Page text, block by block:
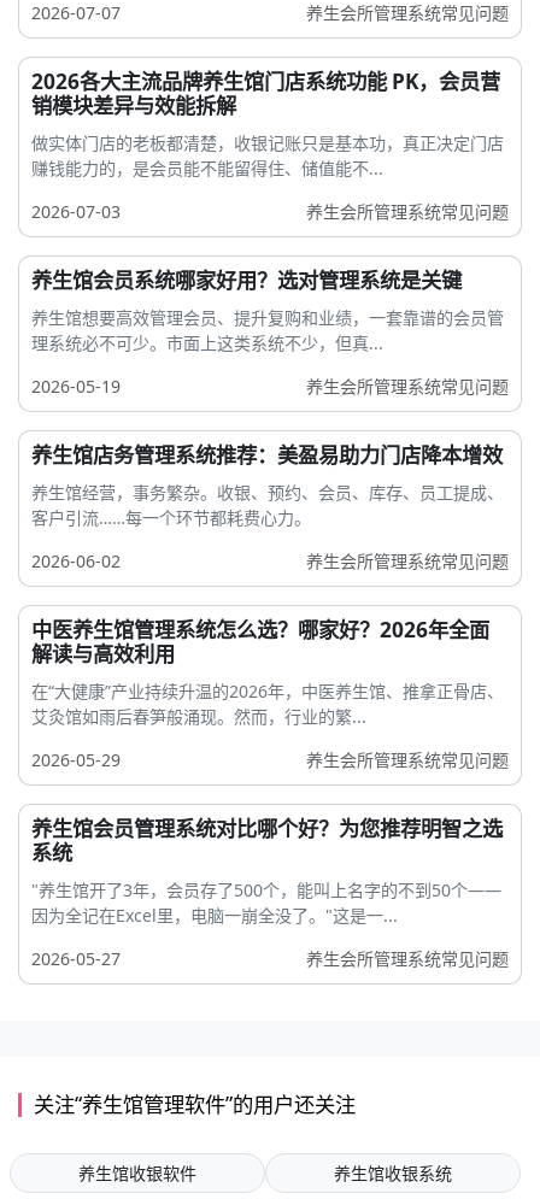
2026-07-07
养生会所管理系统常见问题
2026各大主流品牌养生馆门店系统功能 PK，会员营
销模块差异与效能拆解
做实体门店的老板都清楚，收银记账只是基本功，真正决定门店
赚钱能力的，是会员能不能留得住、储值能不...
2026-07-03
养生会所管理系统常见问题
养生馆会员系统哪家好用？选对管理系统是关键
养生馆想要高效管理会员、提升复购和业绩，一套靠谱的会员管
理系统必不可少。市面上这类系统不少，但真...
2026-05-19
养生会所管理系统常见问题
养生馆店务管理系统推荐：美盈易助力门店降本增效
养生馆经营，事务繁杂。收银、预约、会员、库存、员工提成、
客户引流……每一个环节都耗费心力。
2026-06-02
养生会所管理系统常见问题
中医养生馆管理系统怎么选？哪家好？2026年全面
解读与高效利用
在“大健康”产业持续升温的2026年，中医养生馆、推拿正骨店、
艾灸馆如雨后春笋般涌现。然而，行业的繁...
2026-05-29
养生会所管理系统常见问题
养生馆会员管理系统对比哪个好？为您推荐明智之选
系统
"养生馆开了3年，会员存了500个，能叫上名字的不到50个——
因为全记在Excel里，电脑一崩全没了。"这是一...
2026-05-27
养生会所管理系统常见问题
关注“养生馆管理软件”的用户还关注
养生馆收银软件
养生馆收银系统